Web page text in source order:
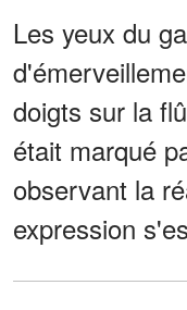
Les yeux du
doigts sur la
était marqué
observant la
expression